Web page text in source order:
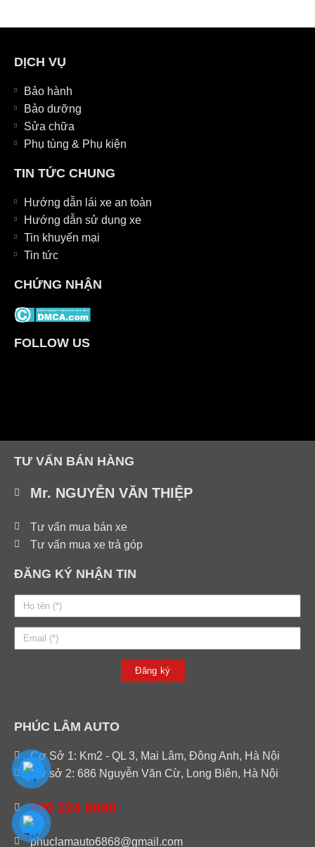
DỊCH VỤ
Bảo hành
Bảo dưỡng
Sửa chữa
Phụ tùng & Phụ kiện
TIN TỨC CHUNG
Hướng dẫn lái xe an toàn
Hướng dẫn sử dụng xe
Tin khuyến mại
Tin tức
CHỨNG NHẬN
FOLLOW US
TƯ VẤN BÁN HÀNG
Mr. NGUYỄN VĂN THIỆP
Tư vấn mua bán xe
Tư vấn mua xe trả góp
ĐĂNG KÝ NHẬN TIN
Đăng ký
PHÚC LÂM AUTO
Cơ Sở 1: Km2 - QL 3, Mai Lâm, Đông Anh, Hà Nội
Cơ sở 2: 686 Nguyễn Văn Cừ, Long Biên, Hà Nội
090 224 6868
phuclamauto6868@gmail.com